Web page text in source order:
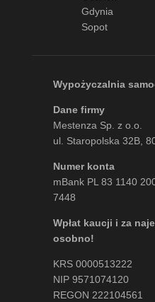
Gdynia
Sopot
Wypożyczalnia
Dane firmy
Mestenza Sp. z o.o.
ul. Staropolska 32B,
Numer konta
mBank PL 83 1140
7448
Wpłat kaucji i za
osobno!
KRS 0000513222
NIP 9571074120
REGON 222104561